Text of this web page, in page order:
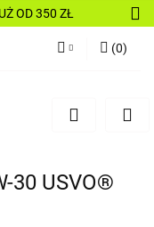
OD 350 ZŁ
Zarejestruj się
(0)
30 USVO®